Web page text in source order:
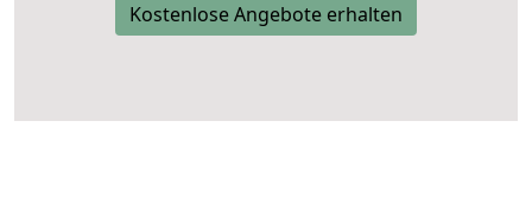
Kostenlose Angebote erhalten